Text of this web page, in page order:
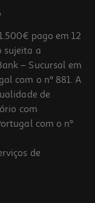
pago em 12
sujeita a
– Sucursal em
com o nº 881. A
de
com
com o nº
de